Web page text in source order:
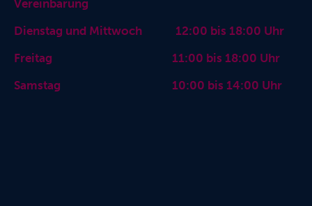
Vereinbarung
Dienstag und Mittwoch 12:00 bis 18:00 Uhr
Freitag 11:00 bis 18:00 Uhr
Samstag 10:00 bis 14:00 Uhr